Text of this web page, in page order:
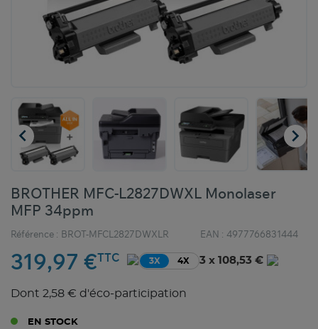
 
BROTHER MFC-L2827DWXL Monolaser
MFP 34ppm
Référence : BROT-MFCL2827DWXLR EAN : 4977766831444
319,97 €TTC 3X 4X 3 x 108,53 €
Dont 2,58 € d'éco-participation
EN STOCK